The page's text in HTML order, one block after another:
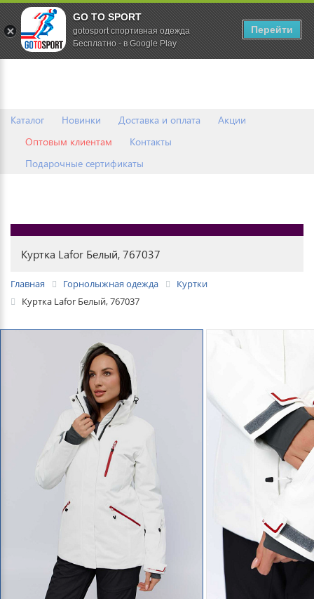
Каталог Новинки Доставка и оплата
Акции
Оптовым клиентам
Контакты
Подарочные сертификаты
0
Куртка Lafor Белый, 767037
Главная Горнолыжная одежда
Куртки
Куртка Lafor Белый, 767037
GO TO SPORT
gotosport спортивная одежда
Бесплатно - в Google Play
Перейти